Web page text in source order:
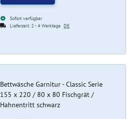
Sofort verfügbar
Lieferzeit:2 - 4 WerktageDE
Bettwäsche Garnitur - Classic Serie
155 x 220 / 80 x 80 Fischgrät /
Hahnentritt schwarz